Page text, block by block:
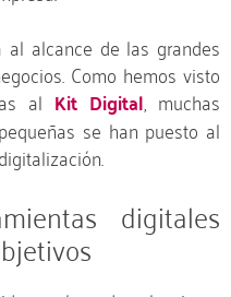
alcance de las grandes
Como hemos visto
al Kit Digital, muchas
se han puesto al
digitales